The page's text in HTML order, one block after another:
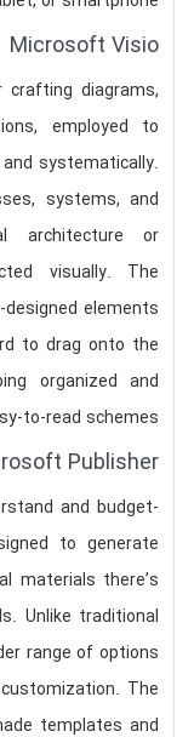
Microsoft Visio
diagrams,
employed to
systematically.
systems, and
architecture or
visually. The
elements
to drag onto the
organized and
to-read schemes.
Publisher
and budget-
to generate
materials there’s
Unlike traditional
range of options
The
templates and